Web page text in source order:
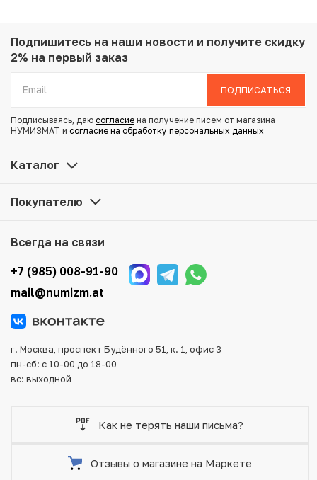
Металл: Медь
Вес: 13.47 г
Состояние: VF
Купить 2 копейки 1826 года ЕМ ИК по привлекательной
цене можно в нашем интернет-магазине — Вам
достаточно оформить заказ на сайте. Все монеты,
Для вашего удобства представлены несколько способов
оплаты и доставки заказа. Все отправления надежно и
тщательно упаковываются, что исключает возможность
повреждения во время доставки.
Подпишитесь на наши новости и получите скидку
2% на первый заказ
ПОДПИСАТЬСЯ
Подписываясь, даю согласие на получение писем от магазина
НУМИЗМАТ и согласие на обработку персональных данных
Каталог
Покупателю
Всегда на связи
+7 (985) 008-91-90
mail@numizm.at
г. Москва, проспект Будённого 51, к. 1, офис 3
пн-сб: с 10-00 до 18-00
вс: выходной
Как не терять наши письма?
Отзывы о магазине на Маркете